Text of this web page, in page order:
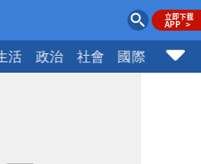
活 政治 社會 國際 財經